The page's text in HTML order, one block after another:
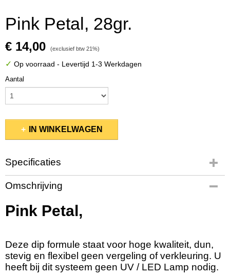
Pink Petal, 28gr.
€ 14,00 (exclusief btw 21%)
✓ Op voorraad - Levertijd 1-3 Werkdagen
Aantal
IN WINKELWAGEN
Specificaties
Productcode
KSDP079
EAN code
637390561486
Netto gewicht
0,03 Kg
Bruto gewicht
Omschrijving
Pink Petal,
Deze dip formule staat voor hoge kwaliteit, dun,
stevig en flexibel geen vergeling of verkleuring. U
heeft bij dit systeem geen UV / LED Lamp nodig.